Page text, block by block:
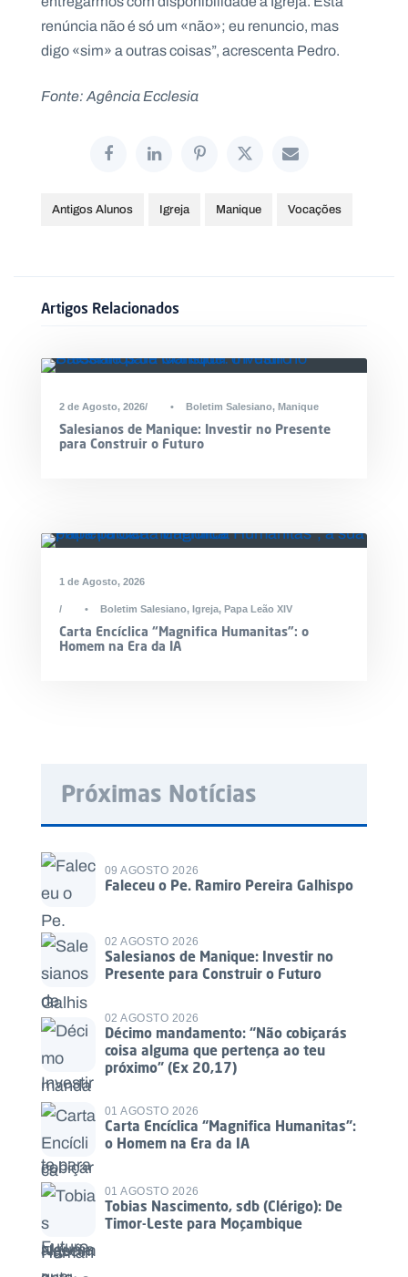
renúncia não é só um «não»; eu renuncio, mas
digo «sim» a outras coisas”, acrescenta Pedro.
Fonte: Agência Ecclesia
Antigos Alunos Igreja Manique Vocações
Artigos Relacionados
2 de Agosto, 2026 • Boletim Salesiano, Manique
Salesianos de Manique: Investir no Presente
para Construir o Futuro
1 de Agosto, 2026
• Boletim Salesiano, Igreja, Papa Leão XIV
Carta Encíclica “Magnifica Humanitas”: o
Homem na Era da IA
Próximas Notícias
09 AGOSTO 2026
Faleceu o Pe. Ramiro Pereira Galhispo
02 AGOSTO 2026
Salesianos de Manique: Investir no
Presente para Construir o Futuro
02 AGOSTO 2026
Décimo mandamento: “Não cobiçarás
coisa alguma que pertença ao teu
próximo” (Ex 20,17)
01 AGOSTO 2026
Carta Encíclica “Magnifica Humanitas”:
o Homem na Era da IA
01 AGOSTO 2026
Tobias Nascimento, sdb (Clérigo): De
Timor-Leste para Moçambique